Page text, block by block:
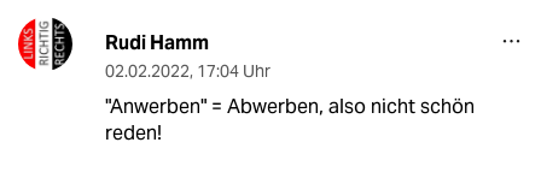
Rudi Hamm
02.02.2022, 17:04 Uhr
"Anwerben" = Abwerben, also nicht schön
reden!